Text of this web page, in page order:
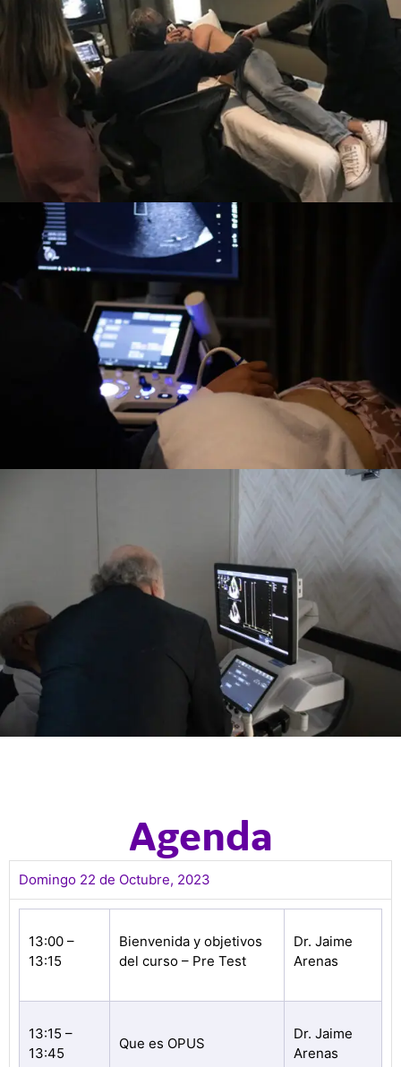
Agenda
Domingo 22 de Octubre, 2023
13:00 –
13:15
Bienvenida y objetivos
del curso – Pre Test
Dr. Jaime
Arenas
13:15 –
13:45
Que es OPUS
Dr. Jaime
Arenas